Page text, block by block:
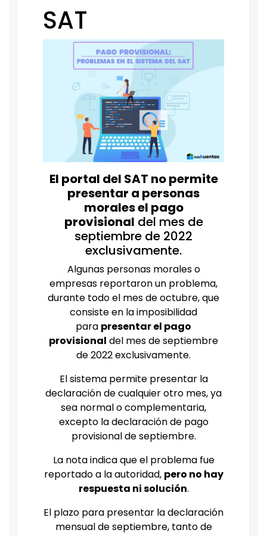
SAT
El portal del SAT no permite
presentar a personas
morales el pago
provisional del mes de
septiembre de 2022
exclusivamente.
Algunas personas morales o
empresas reportaron un problema,
durante todo el mes de octubre, que
consiste en la imposibilidad
para presentar el pago
provisional del mes de septiembre
de 2022 exclusivamente.
El sistema permite presentar la
declaración de cualquier otro mes, ya
sea normal o complementaria,
excepto la declaración de pago
provisional de septiembre.
La nota indica que el problema fue
reportado a la autoridad, pero no hay
respuesta ni solución.
El plazo para presentar la declaración
mensual de septiembre, tanto de